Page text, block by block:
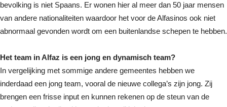
bevolking is niet Spaans. Er wonen hier al meer dan 50 jaar mensen
van andere nationaliteiten waardoor het voor de Alfasinos ook niet
abnormaal gevonden wordt om een buitenlandse schepen te hebben.
Het team in Alfaz is een jong en dynamisch team?
In vergelijking met sommige andere gemeentes hebben we
inderdaad een jong team, vooral de nieuwe collega’s zijn jong. Zij
brengen een frisse input en kunnen rekenen op de steun van de